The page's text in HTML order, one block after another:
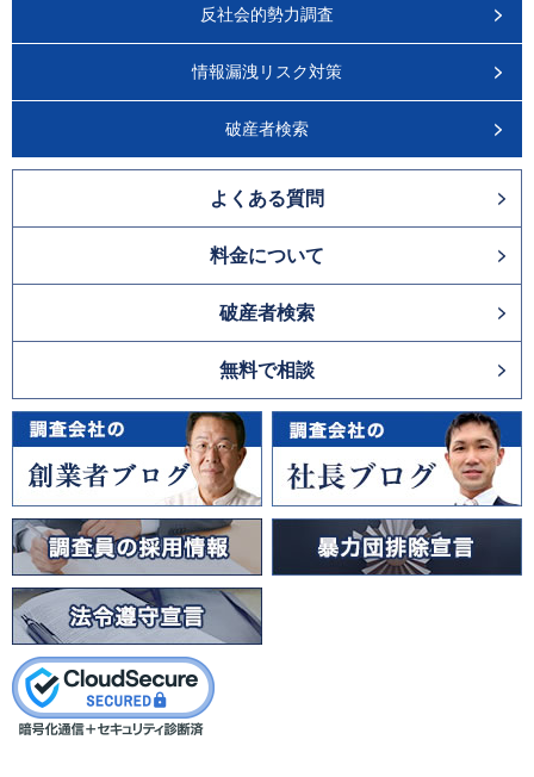
反社会的勢力調査
情報漏洩リスク対策
破産者検索
よくある質問
料金について
破産者検索
無料で相談